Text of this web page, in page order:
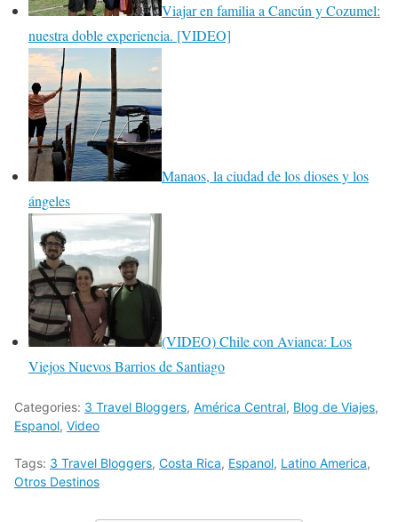
Viajar en familia a Cancún y Cozumel:
nuestra doble experiencia. [VIDEO]
Manaos, la ciudad de los dioses y los
ángeles
(VIDEO) Chile con Avianca: Los
Viejos Nuevos Barrios de Santiago
Categories: 3 Travel Bloggers, América Central, Blog de Viajes,
Espanol, Video
Tags: 3 Travel Bloggers, Costa Rica, Espanol, Latino America,
Otros Destinos